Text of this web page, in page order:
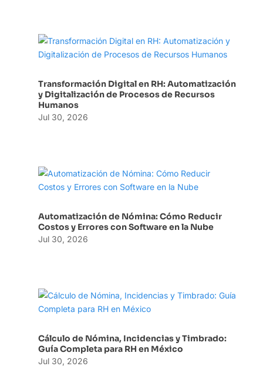
Transformación Digital en RH: Automatización
y Digitalización de Procesos de Recursos
Humanos
Jul 30, 2026
Automatización de Nómina: Cómo Reducir
Costos y Errores con Software en la Nube
Jul 30, 2026
Cálculo de Nómina, Incidencias y Timbrado:
Guía Completa para RH en México
Jul 30, 2026